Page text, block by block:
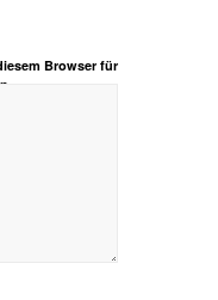
Browser für